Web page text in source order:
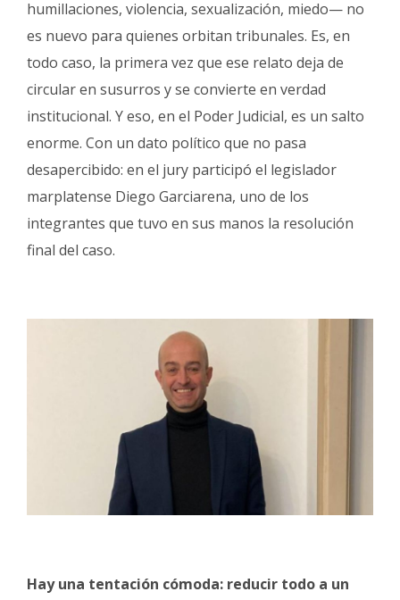
humillaciones, violencia, sexualización, miedo— no
es nuevo para quienes orbitan tribunales. Es, en
todo caso, la primera vez que ese relato deja de
circular en susurros y se convierte en verdad
institucional. Y eso, en el Poder Judicial, es un salto
enorme. Con un dato político que no pasa
desapercibido: en el jury participó el legislador
marplatense Diego Garciarena, uno de los
integrantes que tuvo en sus manos la resolución
final del caso.
Hay una tentación cómoda: reducir todo a un